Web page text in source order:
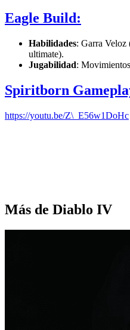
Eagle Build:
Habilidades: Garra Veloz
ultimate).
Jugabilidad:
Spiritborn
https://youtu.be/Z\_E56w1DoHc
Más de Diablo IV